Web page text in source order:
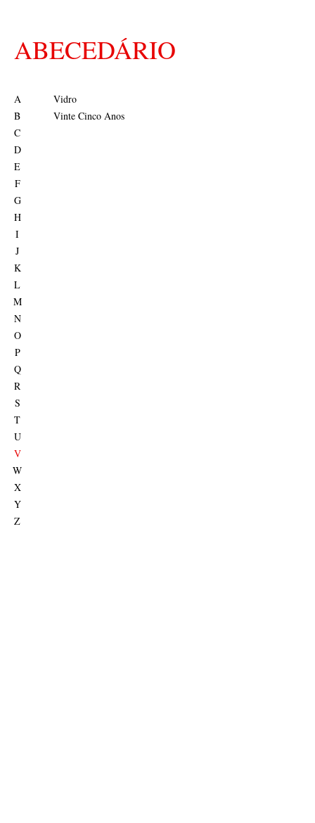
ABECEDÁRIO
A
B
C
D
E
F
G
H
I
J
K
L
M
N
O
P
Q
R
S
T
U
V
W
X
Y
Z
Vidro
Vinte Cinco Anos